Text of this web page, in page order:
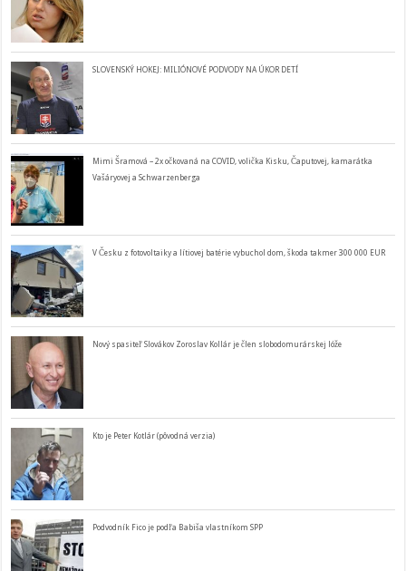
SLOVENSKÝ HOKEJ: MILIÓNOVÉ PODVODY NA ÚKOR DETÍ
Mimi Šramová – 2x očkovaná na COVID, volička Kisku, Čaputovej, kamarátka
Vašáryovej a Schwarzenberga
V Česku z fotovoltaiky a lítiovej batérie vybuchol dom, škoda takmer 300 000 EUR
Nový spasiteľ Slovákov Zoroslav Kollár je člen slobodomurárskej lóže
Kto je Peter Kotlár (pôvodná verzia)
Podvodník Fico je podľa Babiša vlastníkom SPP